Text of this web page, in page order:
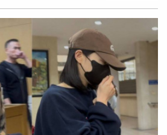
傳出可能參選桃園市長人選，包括
統府副秘書長何志偉等人，不過僅黃
在地人。黃世杰是2001年律師高考
安的建中同學，黃有美國哥倫比亞
歷 ，公認是法界學霸級人物，他曾
內擔任桃園市政府參議、市府顧問等
化基金會與財團法人農業工程研究
政院副院長鄭文燦的人馬，也是鄭
是少數兼具政治工作經驗的法界人